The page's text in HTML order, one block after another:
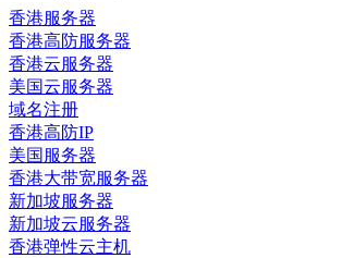
香港服务器
香港高防服务器
香港云服务器
美国云服务器
域名注册
香港高防IP
美国服务器
香港大带宽服务器
新加坡服务器
新加坡云服务器
香港弹性云主机